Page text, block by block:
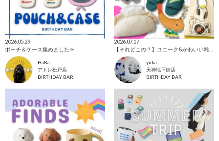
2026.05.29
ポーチ＆ケース集めました🔆
HaRa
アトレ松戸店
BIRTHDAY BAR
2026.07.17
【それどこの？】ユニーク&かわいい雑貨🌟
yuka
天神地下街店
BIRTHDAY BAR